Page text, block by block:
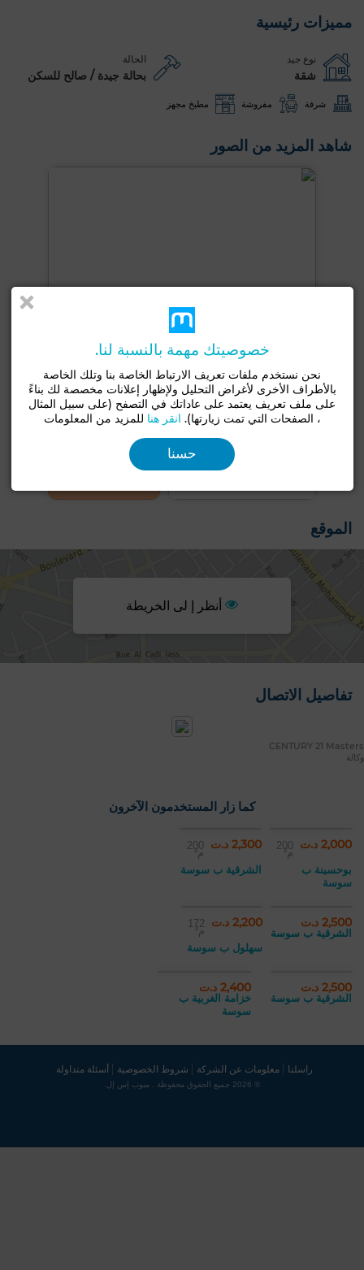
مميزات رئيسية
نوع جيد
شقة
الحالة
بحالة جيدة / صالح للسكن
شرفة مفروشة مطبخ مجهز
شاهد المزيد من الصور
+2 صور
الموقع
أنظر إ لى الخريطة
تفاصيل الاتصال
CENTURY 21 Masters
وكالة
كما زار المستخدمون الآخرون
2,000 د.ت 200
م²
بوحسينة ب
سوسة
2,300 د.ت 200
م²
الشرقية ب سوسة
2,500 د.ت
الشرقية ب سوسة
2,200 د.ت 172
م²
سهلول ب سوسة
2,500 د.ت
الشرقية ب سوسة
2,400 د.ت
خزامة الغربية ب
سوسة
راسلنا معلومات عن الشركة شروط الخصوصية أسئلة متداولة
© 2026 جميع الحقوق محفوظة . مبوب إس إل.
خصوصيتك مهمة بالنسبة لنا.
نحن نستخدم ملفات تعريف الارتباط الخاصة بنا وتلك الخاصة
بالأطراف الأخرى لأغراض التحليل ولإظهار إعلانات مخصصة لك بناءً
على ملف تعريف يعتمد على عاداتك في التصفح (على سبيل المثال
، الصفحات التي تمت زيارتها). انقر هنا للمزيد من المعلومات
حسنا